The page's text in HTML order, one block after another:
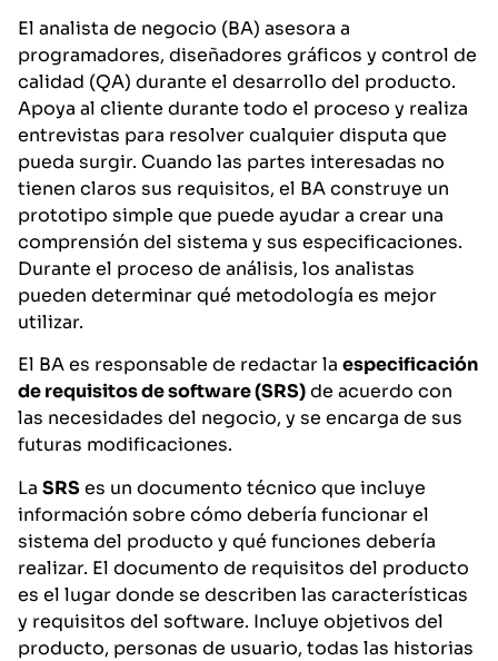
El analista de negocio (BA) asesora a
programadores, diseñadores gráficos y control de
calidad (QA) durante el desarrollo del producto.
Apoya al cliente durante todo el proceso y realiza
entrevistas para resolver cualquier disputa que
pueda surgir. Cuando las partes interesadas no
tienen claros sus requisitos, el BA construye un
prototipo simple que puede ayudar a crear una
comprensión del sistema y sus especificaciones.
Durante el proceso de análisis, los analistas
pueden determinar qué metodología es mejor
utilizar.
El BA es responsable de redactar la especificación
de requisitos de software (SRS)de acuerdo con
las necesidades del negocio, y se encarga de sus
futuras modificaciones.
La SRSes un documento técnico que incluye
información sobre cómo debería funcionar el
sistema del producto y qué funciones debería
realizar. El documento de requisitos del producto
es el lugar donde se describen las características
y requisitos del software. Incluye objetivos del
producto, personas de usuario, todas las historias